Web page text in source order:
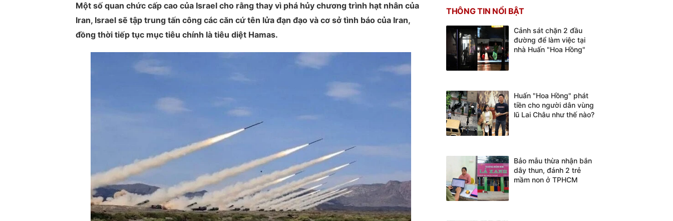
Một số quan chức cấp cao của Israel cho rằng thay vì phá hủy chương trình hạt nhân của
Iran, Israel sẽ tập trung tấn công các căn cứ tên lửa đạn đạo và cơ sở tình báo của Iran,
đồng thời tiếp tục mục tiêu chính là tiêu diệt Hamas.
THÔNG TIN NỔI BẬT
Cảnh sát chặn 2 đầu
đường để làm việc tại
nhà Huấn "Hoa Hồng"
Huấn "Hoa Hồng" phát
tiền cho người dân vùng
lũ Lai Châu như thế nào?
Bảo mẫu thừa nhận bắn
dây thun, đánh 2 trẻ
mầm non ở TPHCM